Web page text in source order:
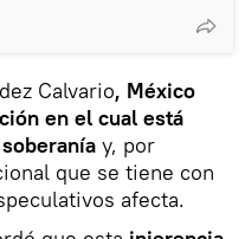
Calvario, México
en el cual está
y, por
que se tiene con
afecta.